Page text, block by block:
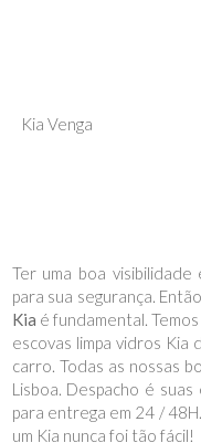
Kia Venga
Ter uma boa
para sua segurança.
Kia é fundamental.
escovas limpa vidros Kia
carro. Todas as nossas
Lisboa. Despacho é
para entrega em 24 /
um Kia nunca foi tão fácil!